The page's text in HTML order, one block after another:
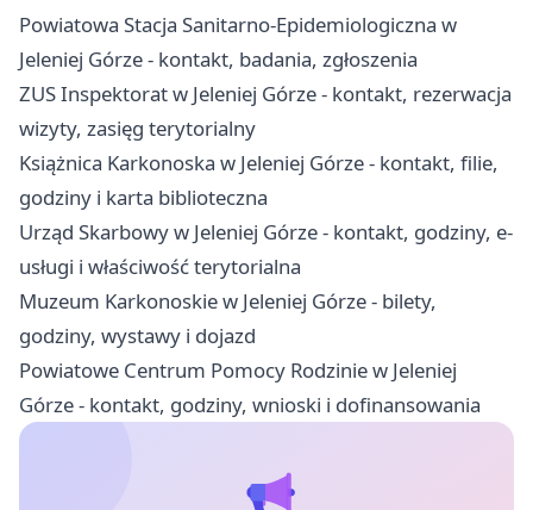
Powiatowa Stacja Sanitarno-Epidemiologiczna w
Jeleniej Górze - kontakt, badania, zgłoszenia
ZUS Inspektorat w Jeleniej Górze - kontakt, rezerwacja
wizyty, zasięg terytorialny
Książnica Karkonoska w Jeleniej Górze - kontakt, filie,
godziny i karta biblioteczna
Urząd Skarbowy w Jeleniej Górze - kontakt, godziny, e-
usługi i właściwość terytorialna
Muzeum Karkonoskie w Jeleniej Górze - bilety,
godziny, wystawy i dojazd
Powiatowe Centrum Pomocy Rodzinie w Jeleniej
Górze - kontakt, godziny, wnioski i dofinansowania